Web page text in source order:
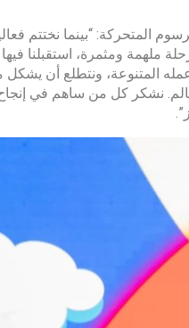
المتحركة: “بينما نختتم
المتنوعة، ونتطلع أن يشكل
نشكر كل من ساهم في إنجاح